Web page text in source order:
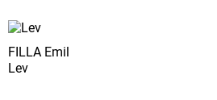
FILLA Emil
Lev